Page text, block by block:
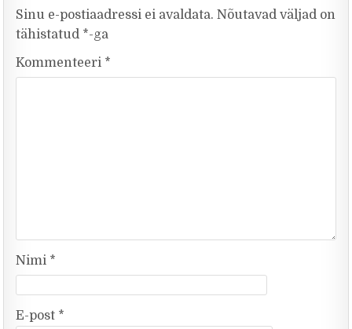
Sinu e-postiaadressi ei avaldata. Nõutavad väljad on
tähistatud *-ga
Kommenteeri *
Nimi *
E-post *